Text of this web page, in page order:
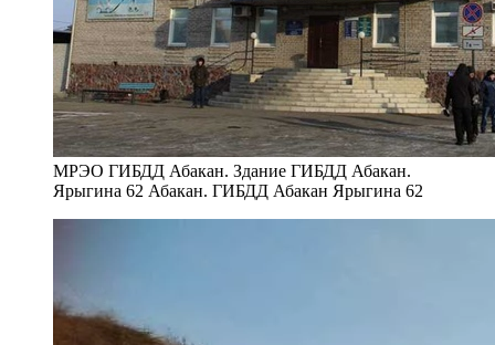
МРЭО ГИБДД Абакан. Здание ГИБДД Абакан.
Ярыгина 62 Абакан. ГИБДД Абакан Ярыгина 62